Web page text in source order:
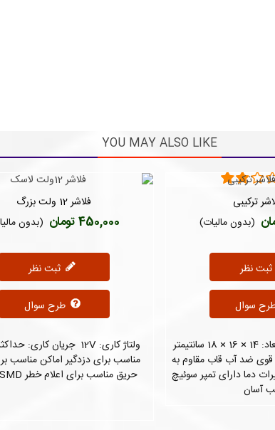
YOU MAY ALSO LIKE
داشتن
ترکیبی
(بدون مالیات)
ثبت نظر
اسپیکر، فلاشر، کاور ابعاد: 14 × 16 × 18 سانتیمتر
قوی ضد آب قاب مقاوم به
دما دارای تمپر سوئیچ
آسان
دوست داشتنفلاشر 12 ولت بزرگ
450,000 تومان (بدون
طرح سوال
مناسب برای دزدگیر اماکن مناسب
حریق مناسب برای اعلام خطر FULL SMD